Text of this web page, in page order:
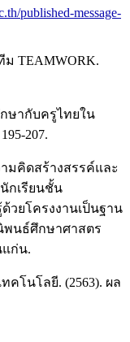
published-message-
ม TEAMWORK.
ษากับครูไทยใน
207.
มคิดสร้างสรรค์และ
กเรียนชั้น
วยโครงงานเป็นฐาน
พนธ์ศึกษาศาสตร
ก่น.
คโนโลยี. (2563). ผล